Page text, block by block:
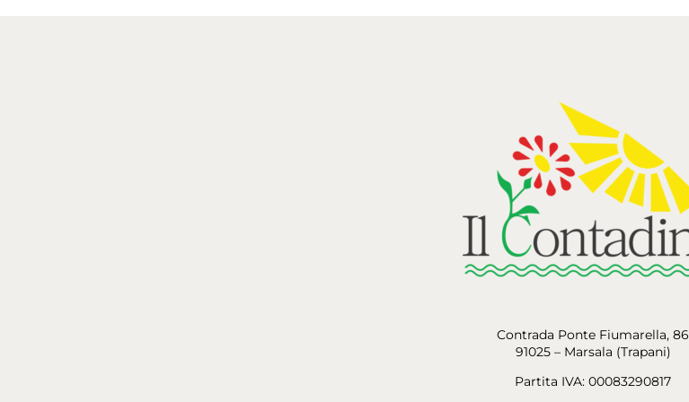
Contrada Ponte Fiumarella, 86
91025 – Marsala (Trapani)
Partita IVA: 00083290817